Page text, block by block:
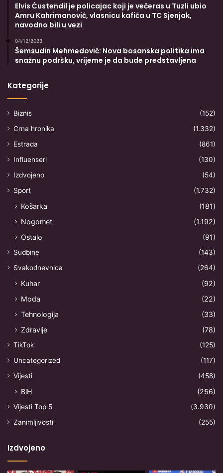
Elvis Ćustendil je policajac koji je večeras u Tuzli ubio
Amru Kahrimanović, vlasnicu kafića u TC Sjenjak,
navodno bili u vezi
04/12/2023
Šemsudin Mehmedović: Nova bosanska politika ima
snažnu podršku, vrijeme je da bude predstavljena
Kategorije
Biznis
(152)
Crna hronika
(1.332)
Estrada
(861)
Influenseri
(130)
Izdvojeno
(54)
Sport
(1.732)
Košarka
(181)
Nogomet
(1.192)
Ostalo
(91)
Sudbine
(143)
Svakodnevnica
(264)
Kuhar
(92)
Moda
(22)
Tehnologija
(33)
Zdravlje
(78)
TikTok
(125)
Uncategorized
(117)
Vijesti
(458)
BiH (256)
Vijesti Top 5
(3.930)
Zanimljivosti
(255)
Izdvojeno